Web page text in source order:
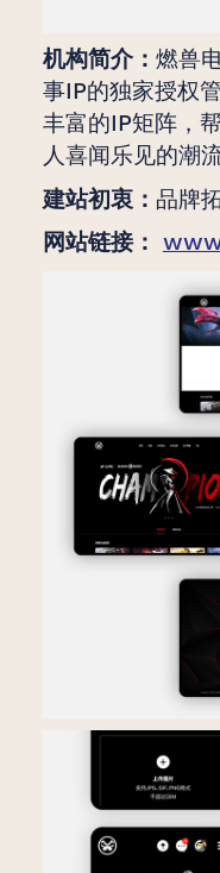
机构简介： 燃兽
事IP的独家授权
丰富的IP矩阵，
人喜闻乐见的潮
建站初衷： 品牌
网站链接：